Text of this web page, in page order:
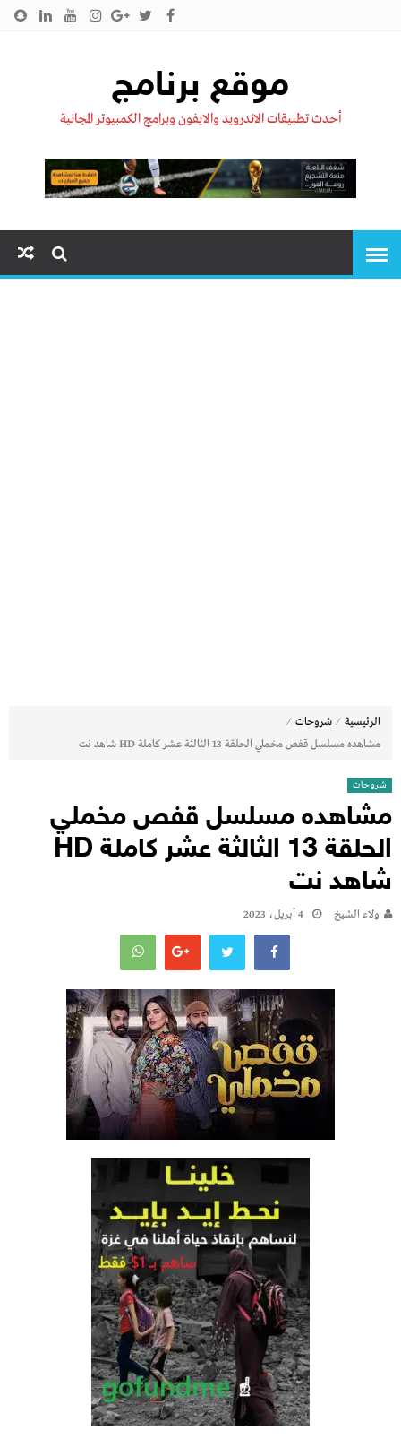
موقع برنامج
أحدث تطبيقات الاندرويد والايفون وبرامج الكمبيوتر المجانية
الرئيسية ⁄ شروحات ⁄
مشاهده مسلسل قفص مخملي الحلقة 13 الثالثة عشر كاملة HD شاهد نت
شروحات
مشاهده مسلسل قفص مخملي
الحلقة 13 الثالثة عشر كاملة HD
شاهد نت
ولاء الشيخ 4 أبريل، 2023